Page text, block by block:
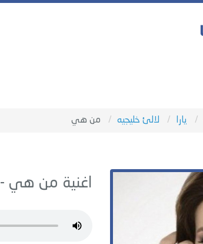
يارا لالئ خليجيه من هي
اغنية من هي -